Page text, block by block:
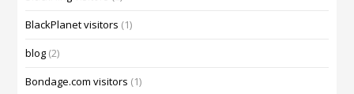
BlackPlanet visitors (1)
blog (2)
Bondage.com visitors (1)